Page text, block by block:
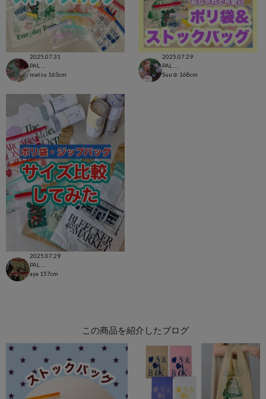
2025.07.31
matsu 163cm
2025.07.29
Suu☺︎ 168cm
2025.07.29
aya 157cm
この商品を紹介したブログ